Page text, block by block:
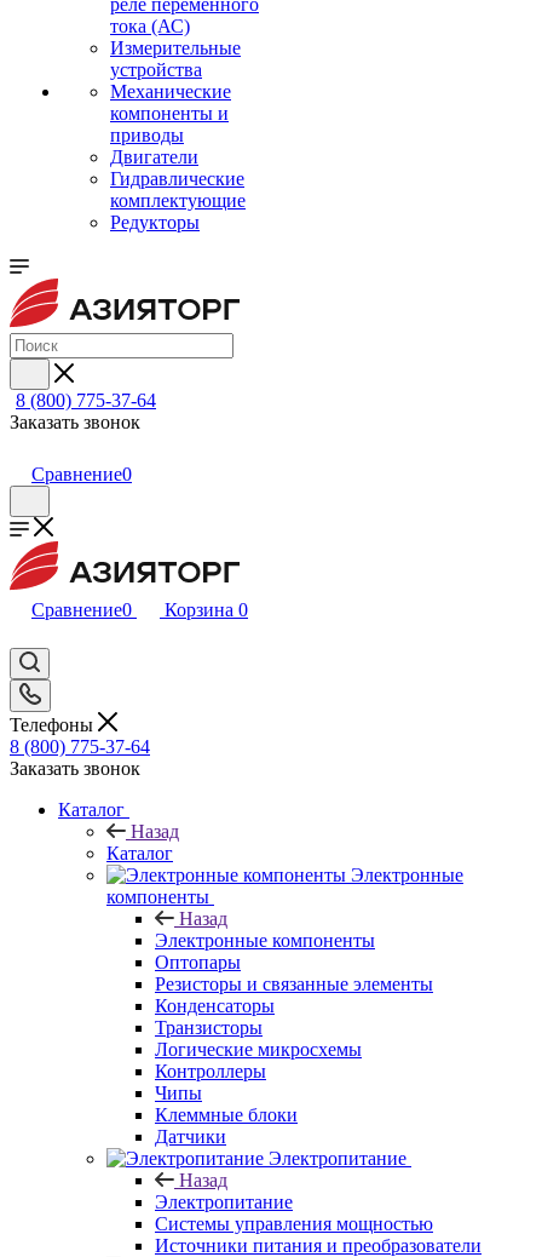
реле переменного
тока (АС)
Измерительные
устройства
Механические
компоненты и
приводы
Двигатели
Гидравлические
комплектующие
Редукторы
8 (800) 775-37-64
Заказать звонок
Сравнение0
Сравнение0 Корзина 0
Телефоны
8 (800) 775-37-64
Заказать звонок
Каталог
Назад
Каталог
Электронные
компоненты
Назад
Электронные компоненты
Оптопары
Резисторы и связанные элементы
Конденсаторы
Транзисторы
Логические микросхемы
Контроллеры
Чипы
Клеммные блоки
Датчики
Электропитание
Назад
Электропитание
Системы управления мощностью
Источники питания и преобразователи